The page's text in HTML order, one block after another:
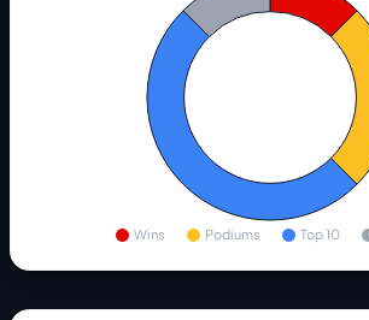
Wins Podiums Top 10